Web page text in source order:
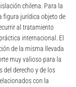
chilena. Para la
figura jurídica objeto de
al tratamiento
internacional. El
de la misma llevada
muy valioso para la
del derecho y de los
con la